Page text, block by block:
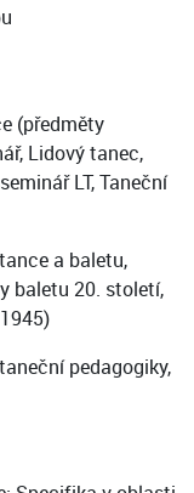
(předměty
Lidový tanec,
LT, Taneční
a baletu,
baletu 20. století,
pedagogiky,